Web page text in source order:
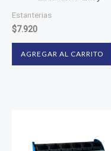
Estanterias
$7.920
AGREGAR AL CARRITO